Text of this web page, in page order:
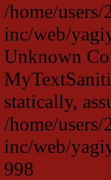
/home/users/
inc/web/
Unknown
statically,
/home/users/
inc/web/
998